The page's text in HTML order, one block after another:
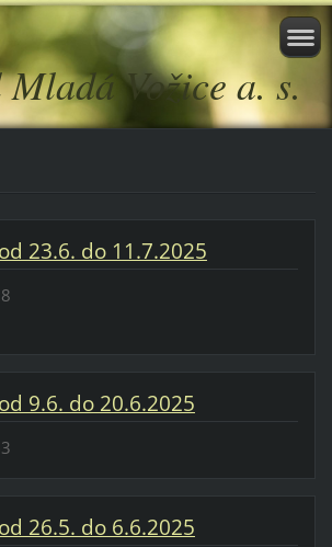
Vožice a. s.
23.6. do 11.7.2025
9.6. do 20.6.2025
26.5. do 6.6.2025